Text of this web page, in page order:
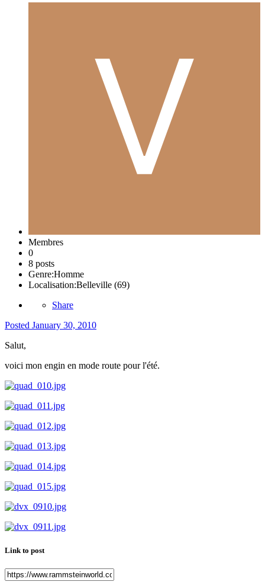
Membres
0
8 posts
Genre:Homme
Localisation:Belleville (69)
Share
Posted January 30, 2010
Salut,
voici mon engin en mode route pour l'été.
Link to post